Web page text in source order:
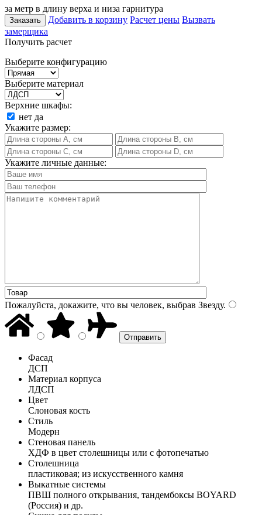
за метр в длину верха и низа гарнитура
Заказать Добавить в корзину Расчет цены Вызвать
замерщика
Получить расчет
Выберите конфигурацию
Выберите материал
Верхние шкафы:
нет да
Укажите размер:
Укажите личные данные:
Пожалуйста, докажите, что вы человек, выбрав Звезду.
Фасад
ДСП
Материал корпуса
ЛДСП
Цвет
Слоновая кость
Стиль
Модерн
Стеновая панель
ХДФ в цвет столешницы или с фотопечатью
Столешница
пластиковая; из искусственного камня
Выкатные системы
ПВШ полного открывания, тандембоксы BOYARD
(Россия) и др.